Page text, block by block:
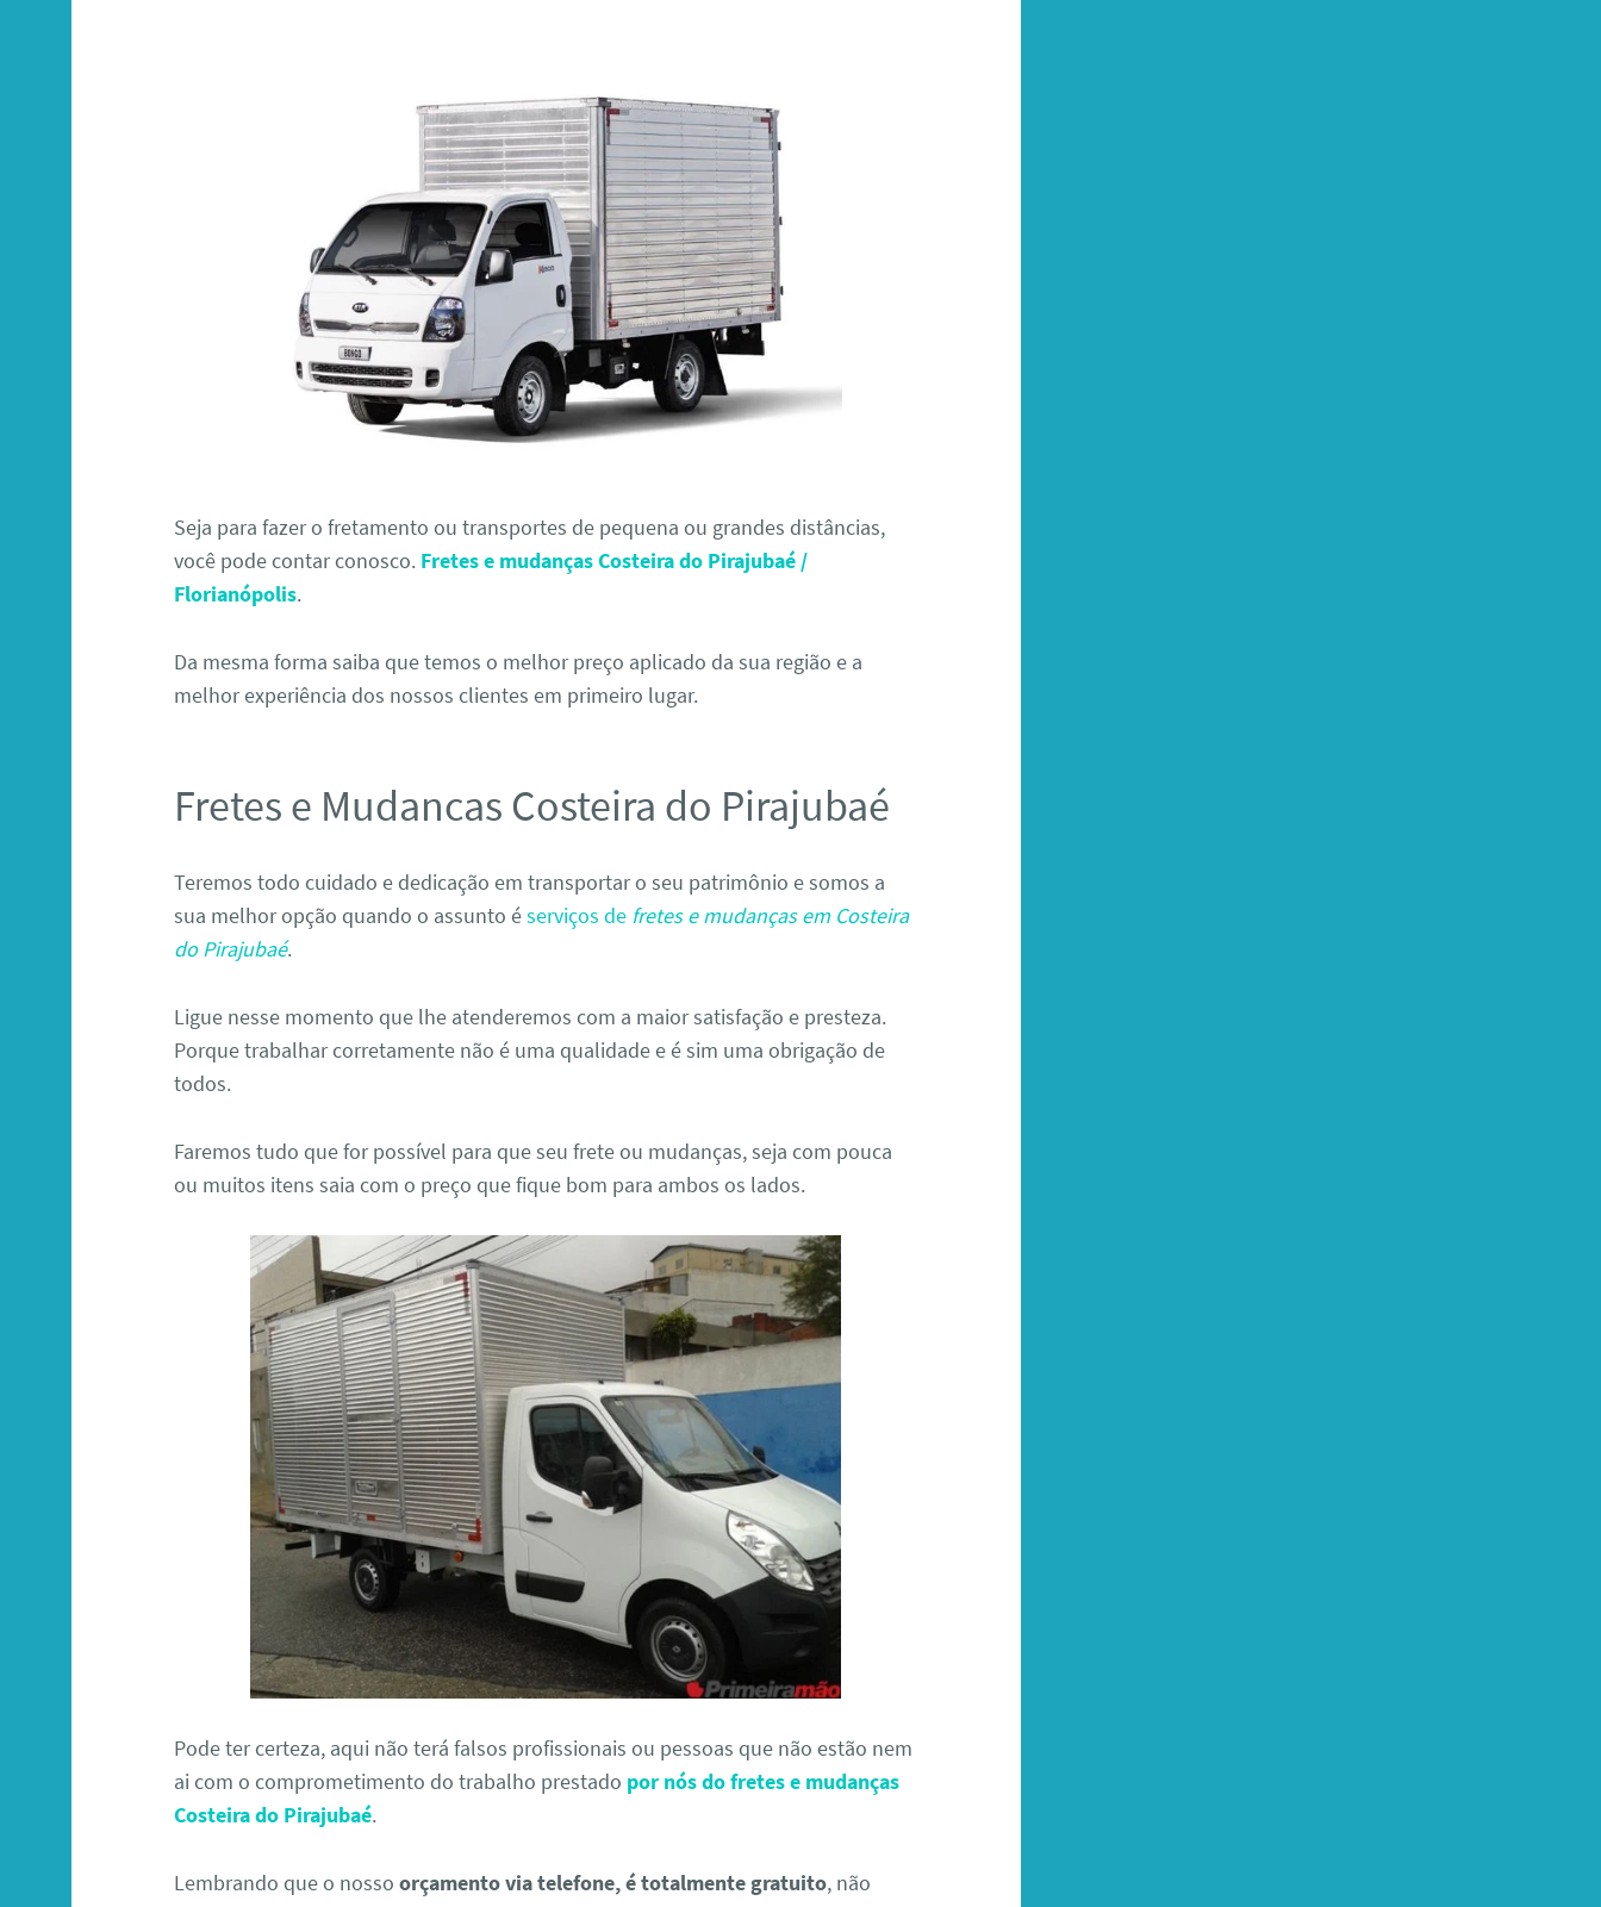
Seja para fazer o fretamento ou transportes de pequena ou grandes distâncias,
você pode contar conosco. Fretes e mudanças Costeira do Pirajubaé /
Florianópolis.
Da mesma forma saiba que temos o melhor preço aplicado da sua região e a
melhor experiência dos nossos clientes em primeiro lugar.
Fretes e Mudancas Costeira do Pirajubaé
Teremos todo cuidado e dedicação em transportar o seu patrimônio e somos a
sua melhor opção quando o assunto éserviços de fretes e mudanças em Costeira
do Pirajubaé.
Ligue nesse momento que lhe atenderemos com a maior satisfação e presteza.
Porque trabalhar corretamente não é uma qualidade e é sim uma obrigação de
todos.
Faremos tudo que for possível para que seu frete ou mudanças, seja com pouca
ou muitos itens saia com o preço que fique bom para ambos os lados.
Pode ter certeza, aqui não terá falsos profissionais ou pessoas que não estão nem
ai com o comprometimento do trabalho prestado por nós do fretes e mudanças
Costeira do Pirajubaé.
Lembrando que o nossoorçamento via telefone, é totalmente gratuito, não